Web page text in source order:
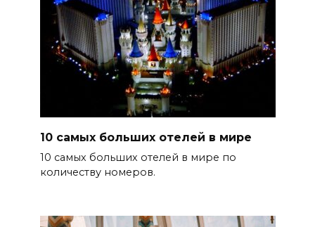
10 самых больших отелей в мире
10 самых больших отелей в мире по
количеству номеров.